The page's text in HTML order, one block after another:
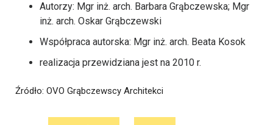
Autorzy: Mgr inż. arch. Barbara Grąbczewska; Mgr
inż. arch. Oskar Grąbczewski
Współpraca autorska: Mgr inż. arch. Beata Kosok
realizacja przewidziana jest na 2010 r.
Źródło: OVO Grąbczewscy Architekci